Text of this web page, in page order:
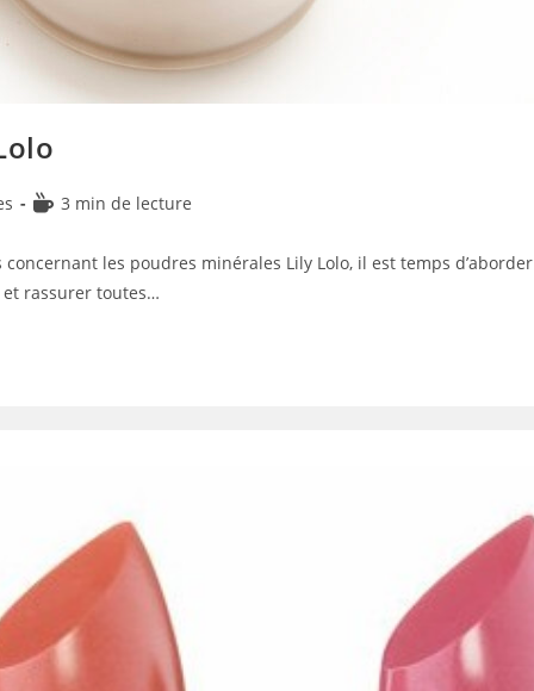
Temps
lecture :
3 min de lecture
les poudres minérales Lily Lolo, il est temps d’aborder
rassurer toutes…